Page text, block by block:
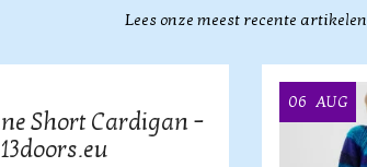
Lees onze meest recente artikelen
Short Cardigan –
06 AUG